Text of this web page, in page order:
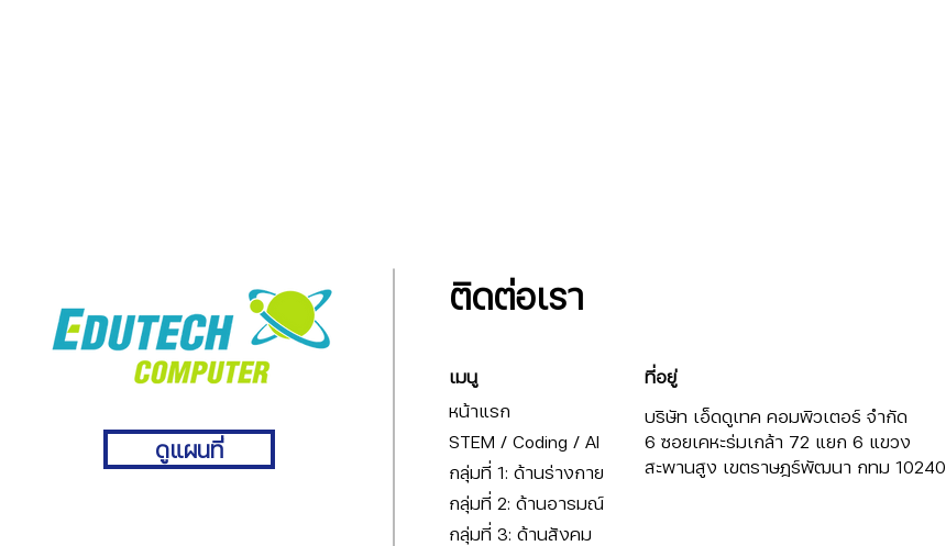
ติดต่อเรา
ดูแผนที่
เมนู
หน้าแรก
STEM / Coding / AI
กลุ่มที่ 1: ด้านร่างกาย
กลุ่มที่ 2: ด้านอารมณ์
กลุ่มที่ 3: ด้านสังคม
ที่อยู่
บริษัท เอ็ดดูเทค คอมพิวเตอร์ จำกัด
6 ซอยเคหะร่มเกล้า 72 แยก 6 แขวง
สะพานสูง เขตราษฎร์พัฒนา กทม 10240